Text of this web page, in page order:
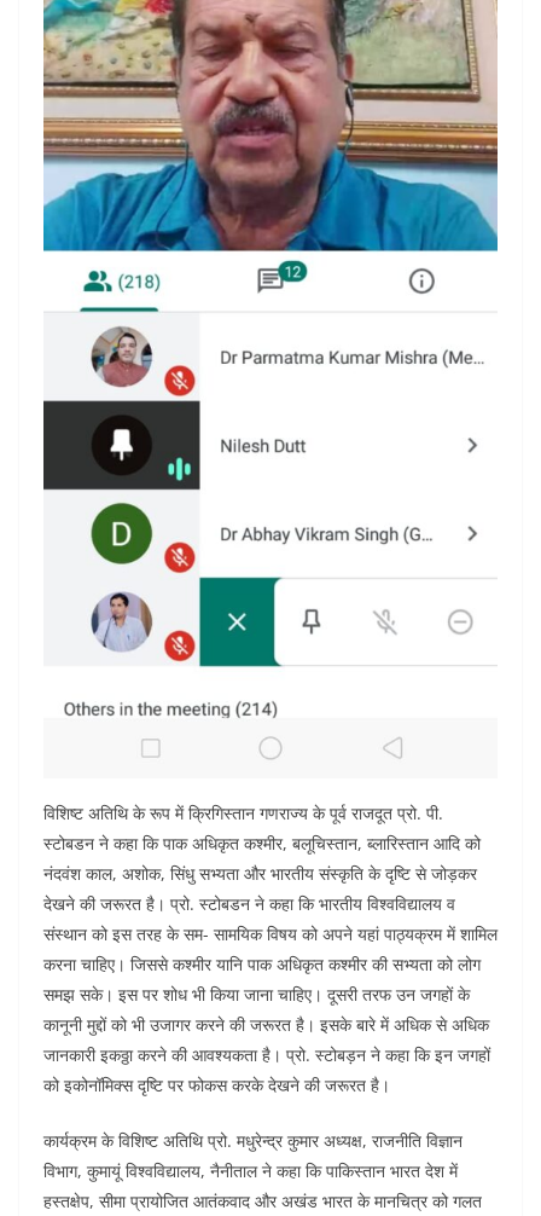
विशिष्ट अतिथि के रूप में क्रिगिस्तान गणराज्य के पूर्व राजदूत प्रो. पी.
स्टोबडन ने कहा कि पाक अधिकृत कश्मीर, बलूचिस्तान, ब्लारिस्तान आदि को
नंदवंश काल, अशोक, सिंधु सभ्यता और भारतीय संस्कृति के दृष्टि से जोड़कर
देखने की जरूरत है। प्रो. स्टोबडन ने कहा कि भारतीय विश्वविद्यालय व
संस्थान को इस तरह के सम- सामयिक विषय को अपने यहां पाठ्यक्रम में शामिल
करना चाहिए। जिससे कश्मीर यानि पाक अधिकृत कश्मीर की सभ्यता को लोग
समझ सके। इस पर शोध भी किया जाना चाहिए। दूसरी तरफ उन जगहों के
कानूनी मुद्दों को भी उजागर करने की जरूरत है। इसके बारे में अधिक से अधिक
जानकारी इकठ्ठा करने की आवश्यकता है। प्रो. स्टोबड़न ने कहा कि इन जगहों
को इकोनॉमिक्स दृष्टि पर फोकस करके देखने की जरूरत है।
कार्यक्रम के विशिष्ट अतिथि प्रो. मधुरेन्द्र कुमार अध्यक्ष, राजनीति विज्ञान
विभाग, कुमायूं विश्वविद्यालय, नैनीताल ने कहा कि पाकिस्तान भारत देश में
हस्तक्षेप, सीमा प्रायोजित आतंकवाद और अखंड भारत के मानचित्र को गलत